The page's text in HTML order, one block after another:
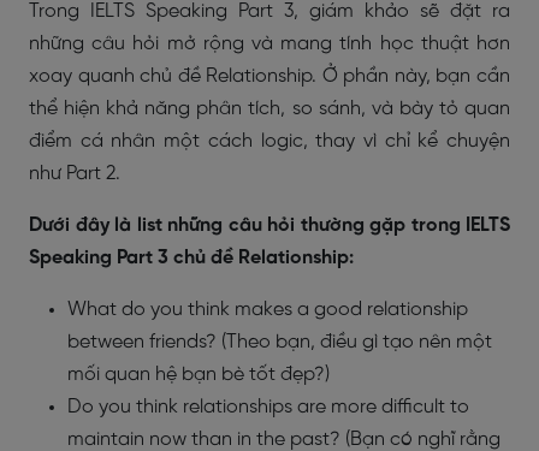
Trong IELTS Speaking Part 3, giám khảo sẽ đặt ra
những câu hỏi mở rộng và mang tính học thuật hơn
xoay quanh chủ đề Relationship. Ở phần này, bạn cần
thể hiện khả năng phân tích, so sánh, và bày tỏ quan
điểm cá nhân một cách logic, thay vì chỉ kể chuyện
như Part 2.
Dưới đây là list những câu hỏi thường gặp trong IELTS
Speaking Part 3 chủ đề Relationship:
What do you think makes a good relationship
between friends? (Theo bạn, điều gì tạo nên một
mối quan hệ bạn bè tốt đẹp?)
Do you think relationships are more difficult to
maintain now than in the past? (Bạn có nghĩ rằng